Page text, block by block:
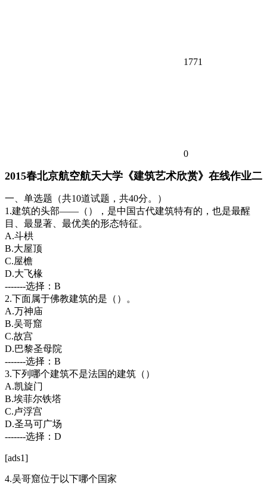
1771
0
2015春北京航空航天大学《建筑艺术欣赏》在线作业二
一、单选题（共10道试题，共40分。）
1.建筑的头部——（），是中国古代建筑特有的，也是最醒
目、最显著、最优美的形态特征。
A.斗栱
B.大屋顶
C.屋檐
D.大飞椽
-------选择：B
2.下面属于佛教建筑的是（）。
A.万神庙
B.吴哥窟
C.故宫
D.巴黎圣母院
-------选择：B
3.下列哪个建筑不是法国的建筑（）
A.凯旋门
B.埃菲尔铁塔
C.卢浮宫
D.圣马可广场
-------选择：D
[ads1]
4.吴哥窟位于以下哪个国家